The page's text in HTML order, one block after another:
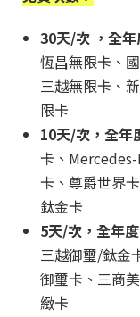
30天/次 ，全
恆昌無限卡、
三越無限卡、
限卡
10天/次，全年
卡、
卡、尊爵世界
鈦金卡
5天/次，全年
三越御璽/鈦金
御璽卡、三商
緻卡